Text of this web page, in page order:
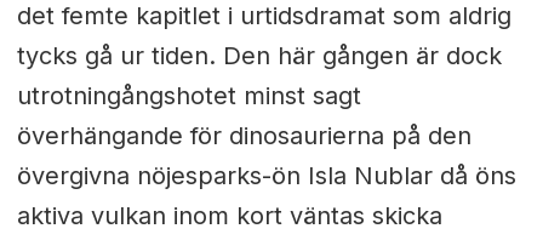
det femte kapitlet i urtidsdramat som aldrig
tycks gå ur tiden. Den här gången är dock
utrotningångshotet minst sagt
överhängande för dinosaurierna på den
övergivna nöjesparks-ön Isla Nublar då öns
aktiva vulkan inom kort väntas skicka